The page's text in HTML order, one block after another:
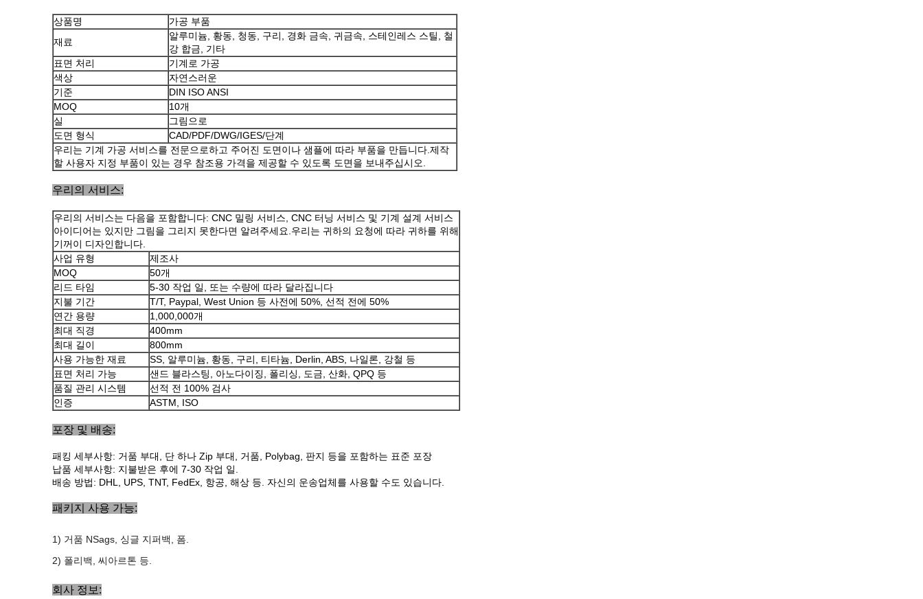
상품명
가공 부품
재료
알루미늄, 황동, 청동, 구리, 경화 금속, 귀금속, 스테인레스 스틸, 철
강 합금, 기타
표면 처리
기계로 가공
색상
자연스러운
기준
DIN ISO ANSI
MOQ
10개
실
그림으로
도면 형식
CAD/PDF/DWG/IGES/단계
우리는 기계 가공 서비스를 전문으로하고 주어진 도면이나 샘플에 따라 부품을 만듭니다.제작
할 사용자 지정 부품이 있는 경우 참조용 가격을 제공할 수 있도록 도면을 보내주십시오.
우리의 서비스:
우리의 서비스는 다음을 포함합니다: CNC 밀링 서비스, CNC 터닝 서비스 및 기계 설계 서비스
아이디어는 있지만 그림을 그리지 못한다면 알려주세요.우리는 귀하의 요청에 따라 귀하를 위해
기꺼이 디자인합니다.
사업 유형
제조사
MOQ
50개
리드 타임
5-30 작업 일, 또는 수량에 따라 달라집니다
지불 기간
T/T, Paypal, West Union 등 사전에 50%, 선적 전에 50%
연간 용량
1,000,000개
최대 직경
400mm
최대 길이
800mm
사용 가능한 재료
SS, 알루미늄, 황동, 구리, 티타늄, Derlin, ABS, 나일론, 강철 등
표면 처리 가능
샌드 블라스팅, 아노다이징, 폴리싱, 도금, 산화, QPQ 등
품질 관리 시스템
선적 전 100% 검사
인증
ASTM, ISO
포장 및 배송:
패킹 세부사항: 거품 부대, 단 하나 Zip 부대, 거품, Polybag, 판지 등을 포함하는 표준 포장
납품 세부사항: 지불받은 후에 7-30 작업 일.
배송 방법: DHL, UPS, TNT, FedEx, 항공, 해상 등. 자신의 운송업체를 사용할 수도 있습니다.
패키지 사용 가능:
1) 거품 NSags, 싱글 지퍼백, 폼
2) 폴리백, 씨아르톤 등
회사 정보: